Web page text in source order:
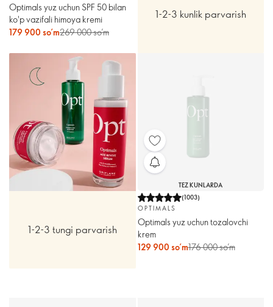
Optimals yuz uchun SPF 50 bilan
ko'p vazifali himoya kremi
179 900 so’m269 000 so’m
1-2-3 kunlik parvarish
1-2-3 tungi parvarish
TEZ KUNLARDA
(1003)
OPTIMALS
Optimals yuz uchun tozalovchi
krem
129 900 so’m176 000 so’m